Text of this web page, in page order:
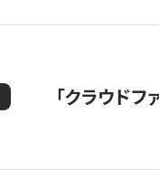
「クラウド